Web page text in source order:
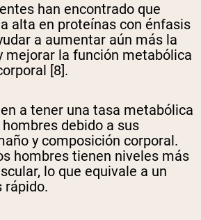
han encontrado que
alta en proteínas con énfasis
a aumentar aún más la
mejorar la función metabólica
[8].
a tener una tasa metabólica
debido a sus
y composición corporal.
hombres tienen niveles más
lo que equivale a un
rápido.